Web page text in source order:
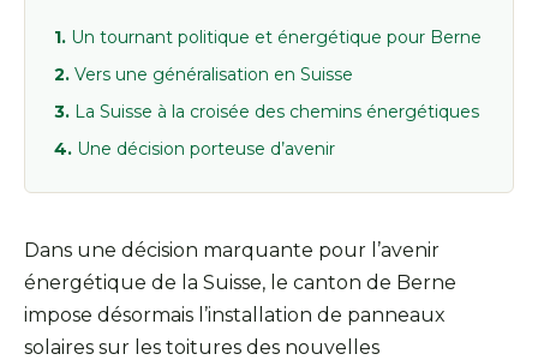
Un tournant politique et énergétique pour Berne
Vers une généralisation en Suisse
La Suisse à la croisée des chemins énergétiques
Une décision porteuse d’avenir
Dans une décision marquante pour l’avenir
énergétique de la Suisse, le canton de Berne
impose désormais l’installation de panneaux
solaires sur les toitures des nouvelles